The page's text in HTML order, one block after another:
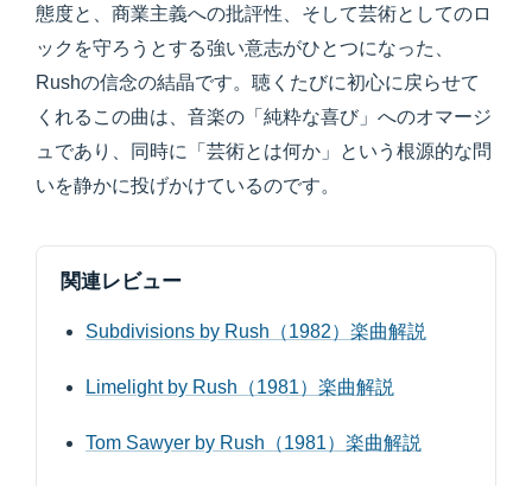
態度と、商業主義への批評性、そして芸術としてのロ
ックを守ろうとする強い意志がひとつになった、
Rushの信念の結晶です。聴くたびに初心に戻らせて
くれるこの曲は、音楽の「純粋な喜び」へのオマージ
ュであり、同時に「芸術とは何か」という根源的な問
いを静かに投げかけているのです。
関連レビュー
Subdivisions by Rush（1982）楽曲解説
Limelight by Rush（1981）楽曲解説
Tom Sawyer by Rush（1981）楽曲解説